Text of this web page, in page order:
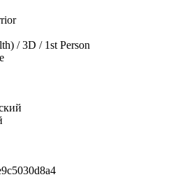
/ 3D / 1st Person